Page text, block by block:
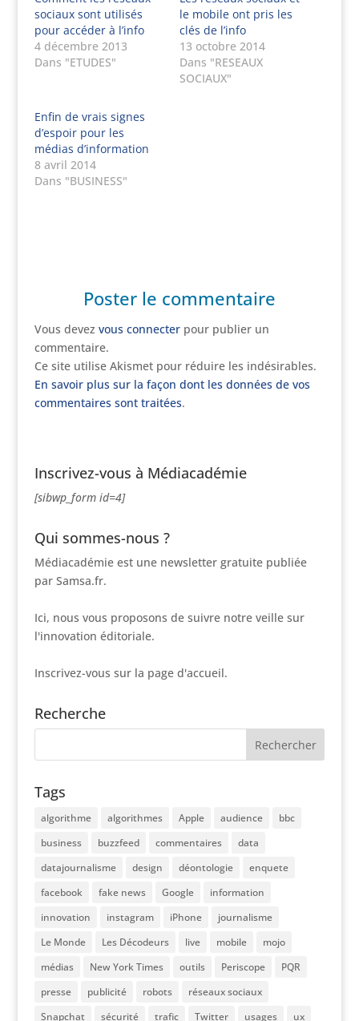
sociaux sont utilisés
pour accéder à l’info
4 décembre 2013
Dans "ETUDES"
le mobile ont pris les
clés de l’info
13 octobre 2014
Dans "RESEAUX
SOCIAUX"
Enfin de vrais signes
d’espoir pour les
médias d’information
8 avril 2014
Dans "BUSINESS"
Poster le commentaire
Vous devez vous connecterpour publier un
commentaire.
Ce site utilise Akismet pour réduire les indésirables.
En savoir plus sur la façon dont les données de vos
commentaires sont traitées.
Inscrivez-vous à Médiacadémie
[sibwp_form id=4]
Qui sommes-nous ?
Médiacadémie est une newsletter gratuite publiée
par Samsa.fr.
Ici, nous vous proposons de suivre notre veille sur
l'innovation éditoriale.
Inscrivez-vous sur la page d'accueil.
Recherche
Tags
algorithme algorithmes Apple audience
bbc
business
buzzfeed commentaires
data
datajournalisme
design déontologie
enquete
facebook
fake news Google
information
innovation
instagram iPhone
journalisme
Le Monde
Les Décodeurs live mobile
mojo
médias
New York Times outils Periscope
PQR
presse
publicité robots
réseaux sociaux
Snapchat
sécurité trafic Twitter usages
ux